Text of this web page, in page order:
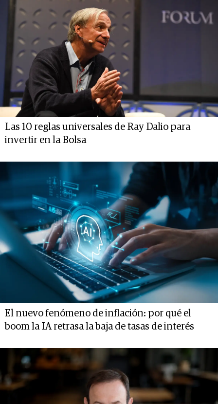
Las 10 reglas universales de Ray Dalio para
invertir en la Bolsa
El nuevo fenómeno de inflación: por qué el
boom la IA retrasa la baja de tasas de interés